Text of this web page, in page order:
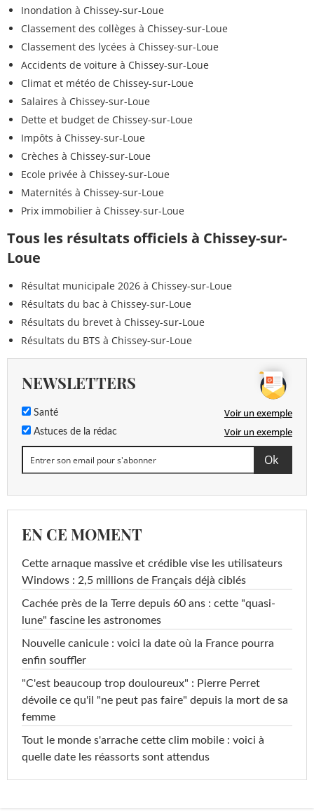
Inondation à Chissey-sur-Loue
Classement des collèges à Chissey-sur-Loue
Classement des lycées à Chissey-sur-Loue
Accidents de voiture à Chissey-sur-Loue
Climat et météo de Chissey-sur-Loue
Salaires à Chissey-sur-Loue
Dette et budget de Chissey-sur-Loue
Impôts à Chissey-sur-Loue
Crèches à Chissey-sur-Loue
Ecole privée à Chissey-sur-Loue
Maternités à Chissey-sur-Loue
Prix immobilier à Chissey-sur-Loue
Tous les résultats officiels à Chissey-sur-
Loue
Résultat municipale 2026 à Chissey-sur-Loue
Résultats du bac à Chissey-sur-Loue
Résultats du brevet à Chissey-sur-Loue
Résultats du BTS à Chissey-sur-Loue
NEWSLETTERS
Santé Voir un exemple
Astuces de la rédac Voir un exemple
EN CE MOMENT
Cette arnaque massive et crédible vise les utilisateurs
Windows : 2,5 millions de Français déjà ciblés
Cachée près de la Terre depuis 60 ans : cette "quasi-
lune" fascine les astronomes
Nouvelle canicule : voici la date où la France pourra
enfin souffler
"C'est beaucoup trop douloureux" : Pierre Perret
dévoile ce qu'il "ne peut pas faire" depuis la mort de sa
femme
Tout le monde s'arrache cette clim mobile : voici à
quelle date les réassorts sont attendus